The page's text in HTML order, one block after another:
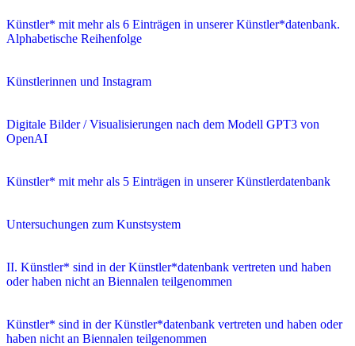
Künstler* mit mehr als 6 Einträgen in unserer Künstler*datenbank.
Alphabetische Reihenfolge
Künstlerinnen und Instagram
Digitale Bilder / Visualisierungen nach dem Modell GPT3 von
OpenAI
Künstler* mit mehr als 5 Einträgen in unserer Künstlerdatenbank
Untersuchungen zum Kunstsystem
II. Künstler* sind in der Künstler*datenbank vertreten und haben
oder haben nicht an Biennalen teilgenommen
Künstler* sind in der Künstler*datenbank vertreten und haben oder
haben nicht an Biennalen teilgenommen